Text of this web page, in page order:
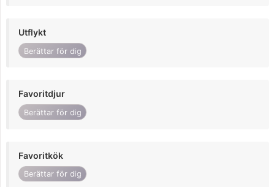
Utflykt
Berättar för dig
Favoritdjur
Berättar för dig
Favoritkök
Berättar för dig